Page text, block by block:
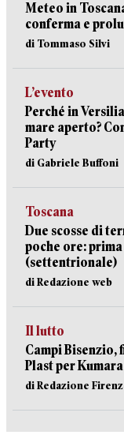
Meteo in
conferma e
di Tommaso Silvi
L’evento
Perché in
mare aperto?
Party
di Gabriele Buffoni
Toscana
Due scosse di
poche ore:
(settentrionale)
di Redazione web
Il lutto
Campi Bisenzio,
Plast per
di Redazione